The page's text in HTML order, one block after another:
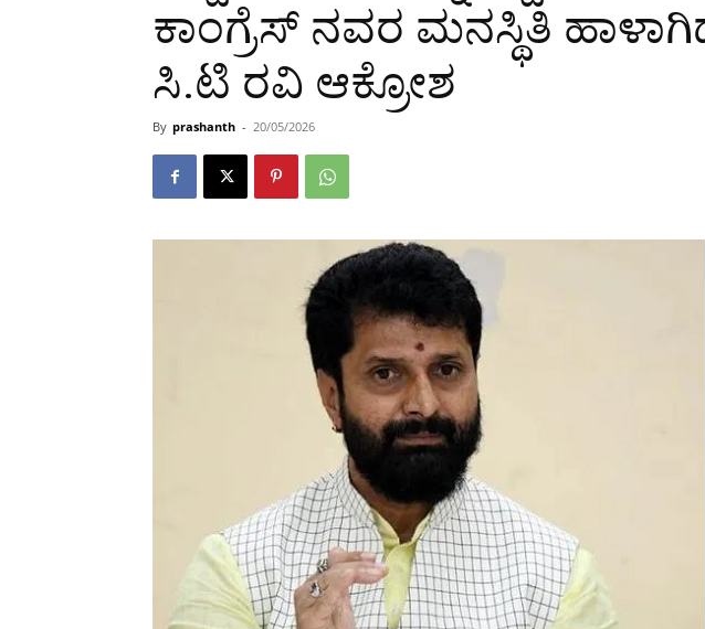
ಕಾಂಗ್ರೆಸ್ ನವರ ಮನಸ್ಥಿತಿ
ಸಿ.ಟಿ ರವಿ ಆಕ್ರೋಶ
By prashanth - 20/05/2026